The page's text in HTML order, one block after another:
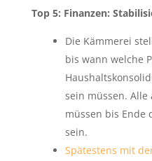
Top 5: Finanzen:
Die Kämmerei
bis wann welche
sein müssen.
müssen bis Ende
sein.
Spätestens mit